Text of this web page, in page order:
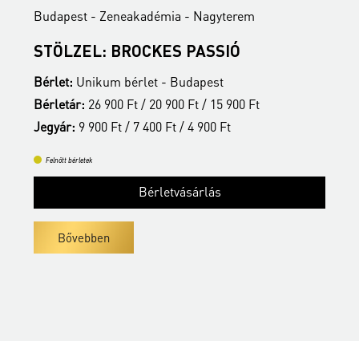
Budapest - Zeneakadémia - Nagyterem
STÖLZEL: BROCKES PASSIÓ
Bérlet: Unikum bérlet - Budapest
Bérletár: 26 900 Ft / 20 900 Ft / 15 900 Ft
Jegyár: 9 900 Ft / 7 400 Ft / 4 900 Ft
Felnőtt bérletek
Bérletvásárlás
Bővebben